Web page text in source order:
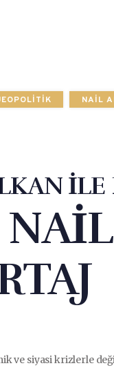
NAIL
İLE
ve siyasi krizlerle